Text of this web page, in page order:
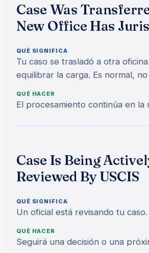
Case Was
New Office Has
QUÉ SIGNIFICA
Tu caso se trasladó a otra
equilibrar la carga. Es normal,
QUÉ HACER
El procesamiento continúa en la
Case Is Being
Reviewed By USCIS
QUÉ SIGNIFICA
Un oficial está revisando tu caso.
QUÉ HACER
Seguirá una decisión o una